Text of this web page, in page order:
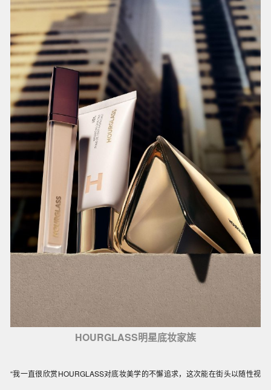
HOURGLASS明星底妆家族
“我一直很欣赏HOURGLASS对底妆美学的不懈追求，这次能在街头以随性视